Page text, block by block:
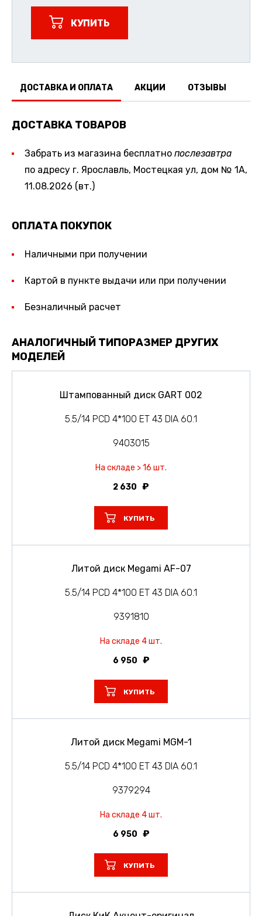
КУПИТЬ
ДОСТАВКА И ОПЛАТА АКЦИИ ОТЗЫВЫ
ДОСТАВКА ТОВАРОВ
Забрать из магазина бесплатно послезавтра
по адресу г. Ярославль, Мостецкая ул, дом № 1А,
11.08.2026 (вт.)
ОПЛАТА ПОКУПОК
Наличными при получении
Картой в пункте выдачи или при получении
Безналичный расчет
АНАЛОГИЧНЫЙ ТИПОРАЗМЕР ДРУГИХ
МОДЕЛЕЙ
Штампованный диск GART 002
5.5/14 PCD 4*100 ET 43 DIA 60.1
9403015
На складе > 16 шт.
2 630
КУПИТЬ
Литой диск Megami AF-07
5.5/14 PCD 4*100 ET 43 DIA 60.1
9391810
На складе 4 шт.
6 950
КУПИТЬ
Литой диск Megami MGM-1
5.5/14 PCD 4*100 ET 43 DIA 60.1
9379294
На складе 4 шт.
6 950
КУПИТЬ